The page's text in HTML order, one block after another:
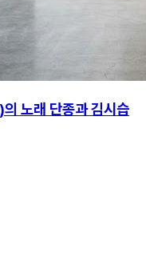
노래 단종과 김시습